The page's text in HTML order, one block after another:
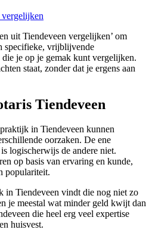
uit Tiendeveen vergelijken’ om
specifieke, vrijblijvende
je op je gemak kunt vergelijken.
staat, zonder dat je ergens aan
Tiendeveen
in Tiendeveen kunnen
oorzaken. De ene
logischerwijs de andere niet.
op basis van ervaring en kunde,
populariteit.
in Tiendeveen vindt die nog niet zo
je meestal wat minder geld kwijt dan
die heel erg veel expertise
huisvest.